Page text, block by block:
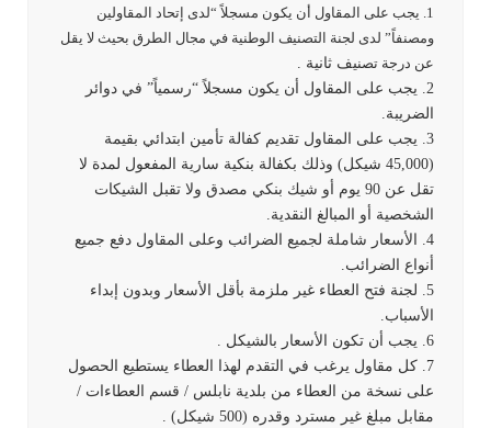
1. يجب على المقاول أن يكون مسجلاً “لدى إتحاد المقاولين
ومصنفاً” لدى لجنة التصنيف الوطنية في مجال الطرق بحيث لا يقل
عن درجة تصنيف ثانية .
2. يجب على المقاول أن يكون مسجلاً “رسمياً” في دوائر
الضريبة.
3. يجب على المقاول تقديم كفالة تأمين ابتدائي بقيمة
(45,000 شيكل) وذلك بكفالة بنكية سارية المفعول لمدة لا
تقل عن 90 يوم أو شيك بنكي مصدق ولا تقبل الشيكات
الشخصية أو المبالغ النقدية.
4. الأسعار شاملة لجميع الضرائب وعلى المقاول دفع جميع
أنواع الضرائب.
5. لجنة فتح العطاء غير ملزمة بأقل الأسعار وبدون إبداء
الأسباب.
6. يجب أن تكون الأسعار بالشيكل .
7. كل مقاول يرغب في التقدم لهذا العطاء يستطيع الحصول
على نسخة من العطاء من بلدية نابلس / قسم العطاءات /
مقابل مبلغ غير مسترد وقدره (500 شيكل) .